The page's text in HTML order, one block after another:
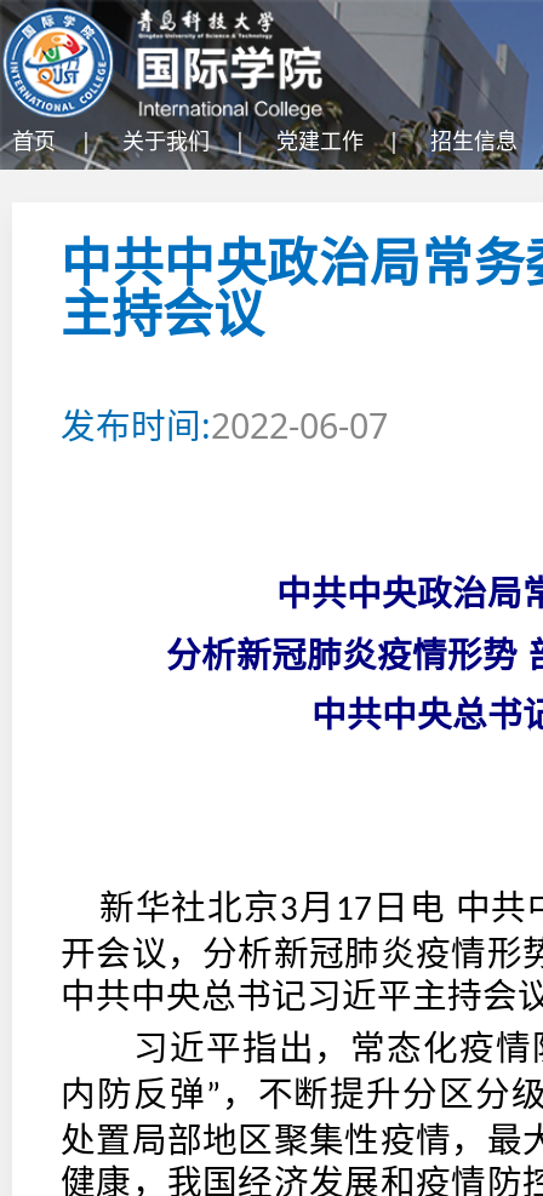
首页 | 关于我们 | 党建工作 | 招生信息
中共中央政治局常
主持会议
发布时间:2022-06-07
中共中央政治局
分析新冠肺炎疫情形势
中共中央总书
新华社北京3月 17 日电 中
开会议，分析新冠肺炎疫情形
中共中央总书记习近平主持会
习近平指出，常态化疫情
内防反弹” ，不断提升分区分
处置局部地区聚集性疫情，最
健康，我国经济发展和疫情防